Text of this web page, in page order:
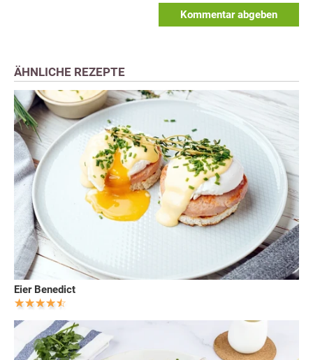
Kommentar abgeben
ÄHNLICHE REZEPTE
Eier Benedict